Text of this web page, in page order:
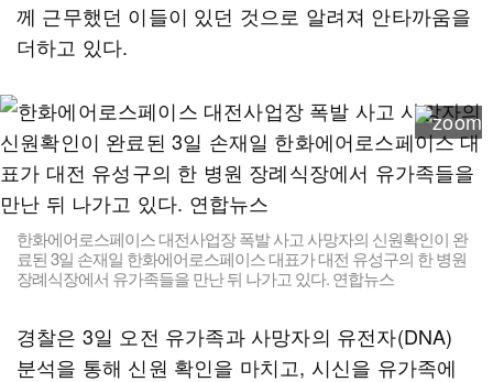
께 근무했던 이들이 있던 것으로 알려져 안타까움을
더하고 있다.
한화에어로스페이스 대전사업장 폭발 사고 사망자의 신원확인이 완
료된 3일 손재일 한화에어로스페이스 대표가 대전 유성구의 한 병원
장례식장에서 유가족들을 만난 뒤 나가고 있다. 연합뉴스
경찰은 3일 오전 유가족과 사망자의 유전자(DNA)
분석을 통해 신원 확인을 마치고, 시신을 유가족에